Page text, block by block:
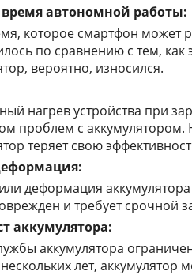
автономной работы:
которое смартфон может
по сравнению с тем, как
вероятно, износился.
нагрев устройства при
проблем с аккумулятором.
теряет свою
деформация
и требует срочной
аккумулятора:
аккумулятора
лет, аккумулятор